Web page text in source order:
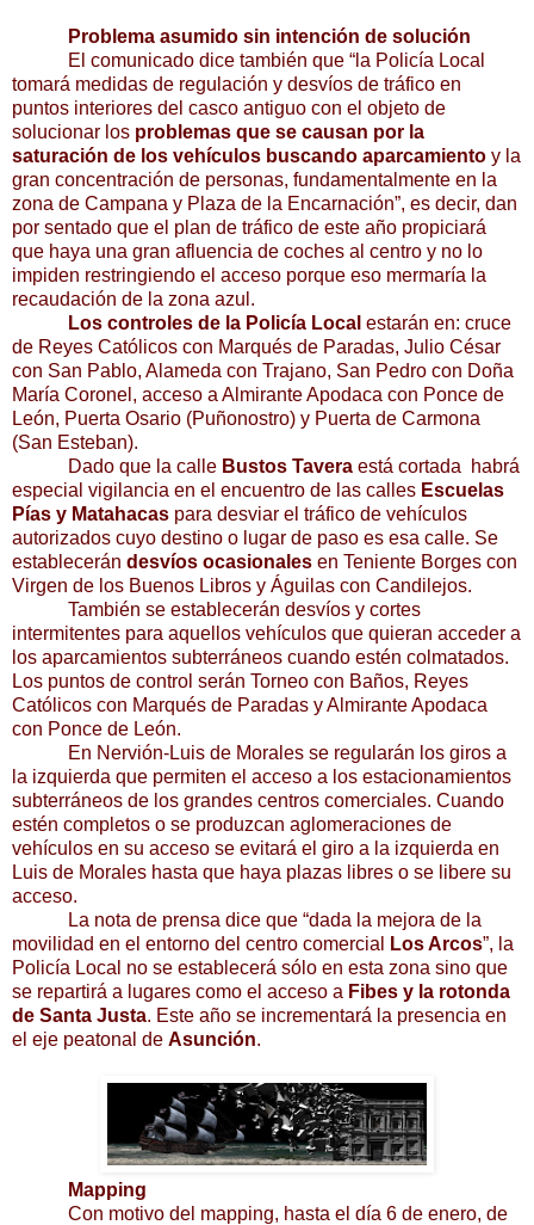
Problema asumido sin intención de solución
El comunicado dice también que “la Policía Local
tomará medidas de regulación y desvíos de tráfico en
puntos interiores del casco antiguo con el objeto de
solucionar los problemas que se causan por la
saturación de los vehículos buscando aparcamiento y la
gran concentración de personas, fundamentalmente en la
zona de Campana y Plaza de la Encarnación”, es decir, dan
por sentado que el plan de tráfico de este año propiciará
que haya una gran afluencia de coches al centro y no lo
impiden restringiendo el acceso porque eso mermaría la
recaudación de la zona azul.
Los controles de la Policía Local estarán en: cruce
de Reyes Católicos con Marqués de Paradas, Julio César
con San Pablo, Alameda con Trajano, San Pedro con Doña
María Coronel, acceso a Almirante Apodaca con Ponce de
León, Puerta Osario (Puñonostro) y Puerta de Carmona
(San Esteban).
Dado que la calle Bustos Tavera está cortada habrá
especial vigilancia en el encuentro de las calles Escuelas
Pías y Matahacas para desviar el tráfico de vehículos
autorizados cuyo destino o lugar de paso es esa calle. Se
establecerán desvíos ocasionales en Teniente Borges con
Virgen de los Buenos Libros y Águilas con Candilejos.
También se establecerán desvíos y cortes
intermitentes para aquellos vehículos que quieran acceder a
los aparcamientos subterráneos cuando estén colmatados.
Los puntos de control serán Torneo con Baños, Reyes
Católicos con Marqués de Paradas y Almirante Apodaca
con Ponce de León.
En Nervión-Luis de Morales se regularán los giros a
la izquierda que permiten el acceso a los estacionamientos
subterráneos de los grandes centros comerciales. Cuando
estén completos o se produzcan aglomeraciones de
vehículos en su acceso se evitará el giro a la izquierda en
Luis de Morales hasta que haya plazas libres o se libere su
acceso.
La nota de prensa dice que “dada la mejora de la
movilidad en el entorno del centro comercial
Los Arcos”, la
Policía Local no se establecerá sólo en esta zona sino que
se repartirá a lugares como el acceso a Fibes y la rotonda
de Santa Justa. Este año se incrementará la presencia en
el eje peatonal de Asunción.
Mapping
Con motivo del mapping, hasta el día 6 de enero, de